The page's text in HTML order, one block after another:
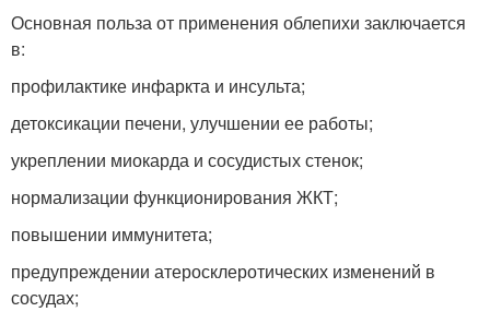
Основная польза от применения облепихи заключается
в:
профилактике инфаркта и инсульта;
детоксикации печени, улучшении ее работы;
укреплении миокарда и сосудистых стенок;
нормализации функционирования ЖКТ;
повышении иммунитета;
предупреждении атеросклеротических изменений в
сосудах;